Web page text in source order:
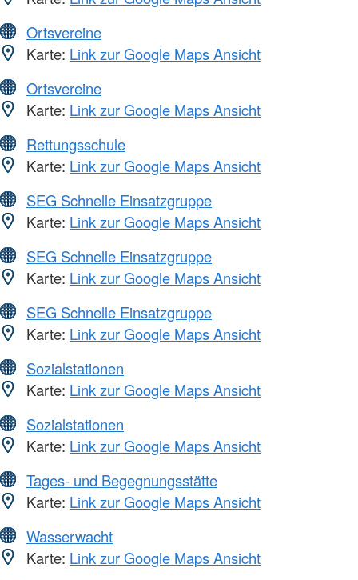
Ortsvereine
Karte: Link zur Google Maps Ansicht
Ortsvereine
Karte: Link zur Google Maps Ansicht
Rettungsschule
Karte: Link zur Google Maps Ansicht
SEG Schnelle Einsatzgruppe
Karte: Link zur Google Maps Ansicht
SEG Schnelle Einsatzgruppe
Karte: Link zur Google Maps Ansicht
SEG Schnelle Einsatzgruppe
Karte: Link zur Google Maps Ansicht
Sozialstationen
Karte: Link zur Google Maps Ansicht
Sozialstationen
Karte: Link zur Google Maps Ansicht
Tages- und Begegnungsstätte
Karte: Link zur Google Maps Ansicht
Wasserwacht
Karte: Link zur Google Maps Ansicht